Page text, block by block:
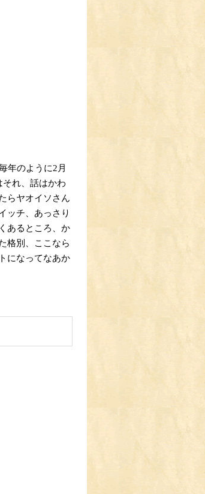
年のように2月
れ、話はかわ
らヤオイソさん
ッチ、あっさり
あるところ、か
格別、ここなら
になってなあか